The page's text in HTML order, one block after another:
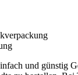
und günstig